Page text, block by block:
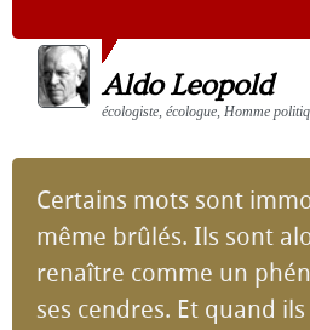
Aldo Leopold
écologiste, écologue, Homme
Certains mots sont
même brûlés. Ils sont
renaître comme un
ses cendres. Et quand